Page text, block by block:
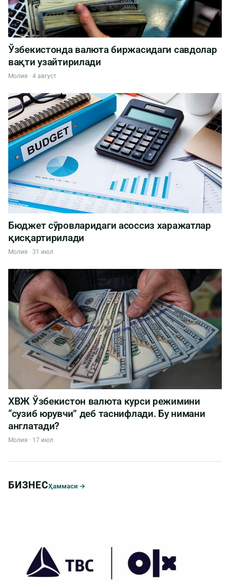
Ўзбекистонда валюта биржасидаги савдолар
вақти узайтирилади
Молия · 4 август
Бюджет сўровларидаги асоссиз харажатлар
қисқартирилади
Молия · 31 июл
ХВЖ Ўзбекистон валюта курси режимини
“сузиб юрувчи” деб таснифлади. Бу нимани
англатади?
Молия · 17 июл
БИЗНЕСҲаммаси →